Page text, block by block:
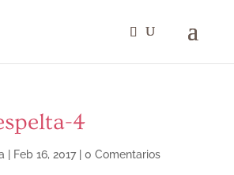
4
Feb 16, 2017| 0 Comentarios